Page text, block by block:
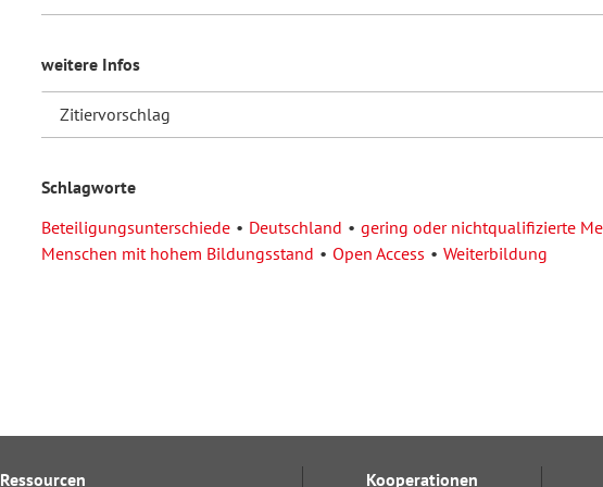
weitere Infos
Zitiervorschlag
Schlagworte
Beteiligungsunterschiede
Deutschland
gering oder nichtqualifizierte
Menschen mit hohem Bildungsstand
Open Access Weiterbildung
Ressourcen Kooperationen